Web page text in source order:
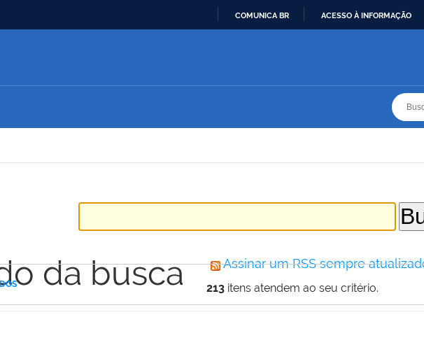
COMUNICA BR ACESSO À INFORMAÇÃO
da busca Assinar um RSS sempre
213 itens atendem ao seu critério.